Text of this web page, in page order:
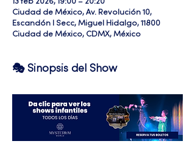
13 feb 2026, 19:00 – 20:20
Ciudad de México, Av. Revolución 10,
Escandón I Secc, Miguel Hidalgo, 11800
Ciudad de México, CDMX, México
🎭 Sinopsis del Show